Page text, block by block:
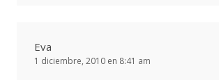
Eva
1 diciembre, 2010 en 8:41 am